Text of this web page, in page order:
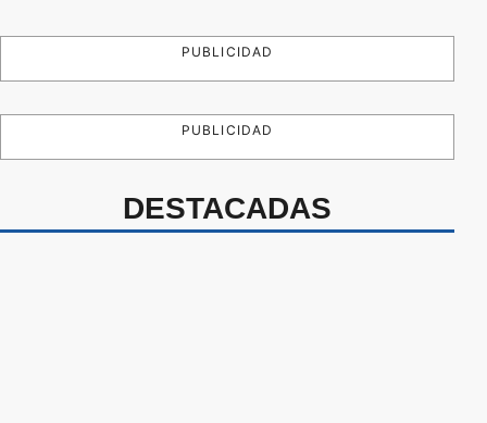
PUBLICIDAD
PUBLICIDAD
DESTACADAS